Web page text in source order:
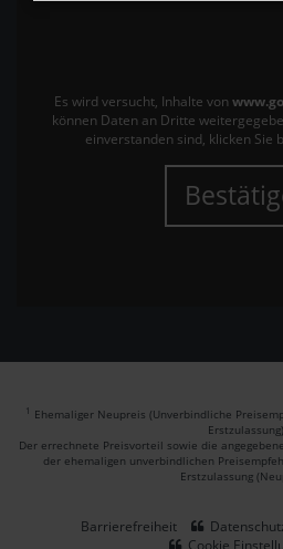
Es wird versucht, Inhalte von
können Daten an Dritte
einverstanden sind, klicken Sie
1 Ehemaliger Neupreis (Unverbindliche
Der errechnete Preisvorteil sowie die
der ehemaligen unverbindlichen
Erstzulassung
Barrierefreiheit
Cookie